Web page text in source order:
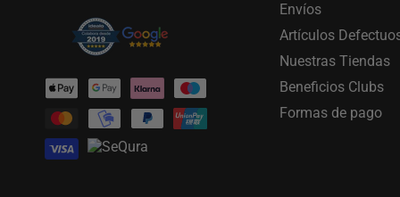
Formas
de
pago
Envíos
Artículos
Nuestras Tiendas
Beneficios Clubs
Formas de pago